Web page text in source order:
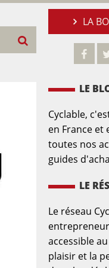
LA
LE
Cyclable,
en France et
toutes nos
guides
LE
Le réseau
accessible
plaisir et la